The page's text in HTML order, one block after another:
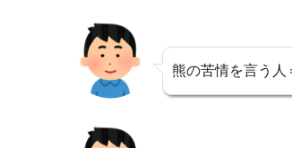
熊の苦情を言う人